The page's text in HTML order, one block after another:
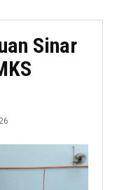
Sinar